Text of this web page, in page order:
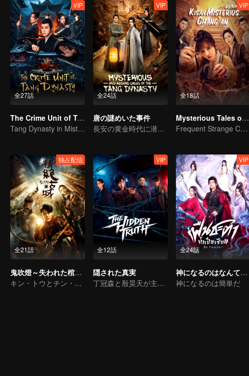
全27話
VIP
The Crime Unit of Tang Dynasty
Tang Dynasty in Mist: Crack the Serial Killings!
全24話
VIP
唐の謎めいた事件
長安の黄金時代に潜む闇の真実を暴く
全18話
VIP
Mysterious Tales of Chang'An
Frequent Strange Cases in Chang'an! Only For The Daring People
全21話
独占配信
鬼吹燈～失われた棺の謎～
キン・トウとチン・キョウオン探険の旅を始めた
全12話
VIP
隠された真実
丁冠森と殷昊天が主演するこのハードボイルドな犯罪スリラーは、長年埋もれていた未解決事件を軸に展開する。
全24話
VIP
神になるのはなんて簡単なんだ（タイ語吹替）
神になるのは簡単だ